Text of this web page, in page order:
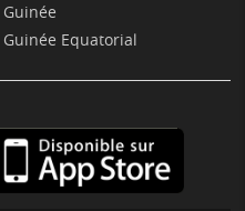
Guinée
Guinée Equatorial